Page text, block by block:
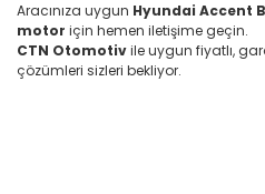
Aracınıza uygun Hyundai Accent
motor için hemen iletişime geçin.
CTN Otomotivile uygun fiyatlı,
çözümleri sizleri bekliyor.